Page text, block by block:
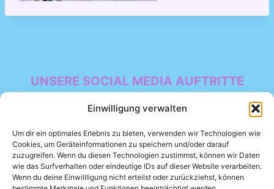
Einwilligung verwalten
Um dir ein optimales Erlebnis zu bieten, verwenden wir Technologien wie
Cookies, um Geräteinformationen zu speichern und/oder darauf
zuzugreifen. Wenn du diesen Technologien zustimmst, können wir Daten
wie das Surfverhalten oder eindeutige IDs auf dieser Website verarbeiten.
Wenn du deine Einwillligung nicht erteilst oder zurückziehst, können
UNSERE SOCIAL MEDIA AUFTRITTE
Facebook